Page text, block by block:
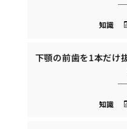
知識
下顎の前歯を1本だけ
知識